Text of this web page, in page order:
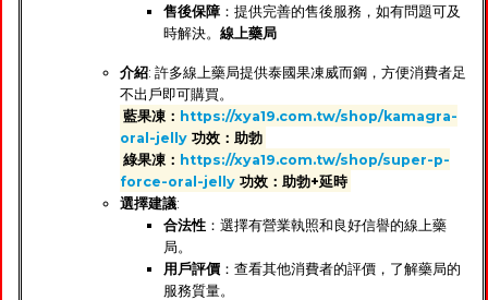
售後保障 ：提供完善的售後服務，如有問題可及
時解決。 線上藥局
介紹: 許多線上藥局提供泰國果凍威而鋼，方便消費者足
不出戶即可購買。
藍果凍： https://xya19.com.tw/shop/kamagra-
oral-jelly 功效：助勃
綠果凍： https://xya19.com.tw/shop/super-p-
force-oral-jelly 功效：助勃+延時
選擇建議:
合法性 ：選擇有營業執照和良好信譽的線上藥
局。
用戶評價 ：查看其他消費者的評價，了解藥局的
服務質量。